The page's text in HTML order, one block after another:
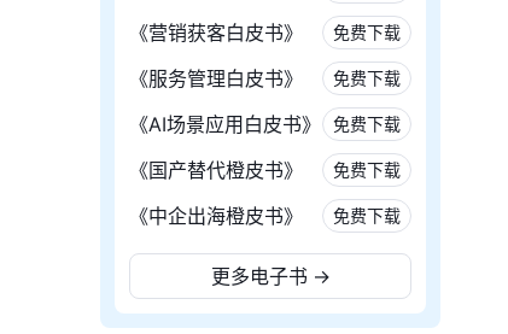
《营销获客白皮书》 免费下载
《服务管理白皮书》 免费下载
《AI场景应用白皮书》 免费下载
《国产替代橙皮书》 免费下载
《中企出海橙皮书》 免费下载
更多电子书 →